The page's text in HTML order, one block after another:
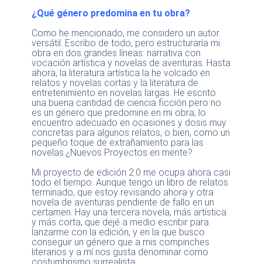
¿Qué género predomina en tu obra?
Como he mencionado, me considero un autor
versátil. Escribo de todo, pero estructuraría mi
obra en dos grandes líneas: narrativa con
vocación artística y novelas de aventuras. Hasta
ahora, la literatura artística la he volcado en
relatos y novelas cortas y la literatura de
entretenimiento en novelas largas. He escrito
una buena cantidad de ciencia ficción pero no
es un género que predomine en mi obra; lo
encuentro adecuado en ocasiones y dosis muy
concretas para algunos relatos, o bien, como un
pequeño toque de extrañamiento para las
novelas.¿Nuevos Proyectos en mente?
Mi proyecto de edición 2.0 me ocupa ahora casi
todo el tiempo. Aunque tengo un libro de relatos
terminado, que estoy revisando ahora y otra
novela de aventuras pendiente de fallo en un
certamen. Hay una tercera novela, más artística
y más corta, que dejé a medio escribir para
lanzarme con la edición, y en la que busco
conseguir un género que a mis compinches
literarios y a mí nos gusta denominar como